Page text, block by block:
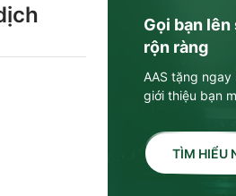
Gọi bạn lên
rộn ràng
AAS tặng
giới thiệu bạn
TÌM HIỂU